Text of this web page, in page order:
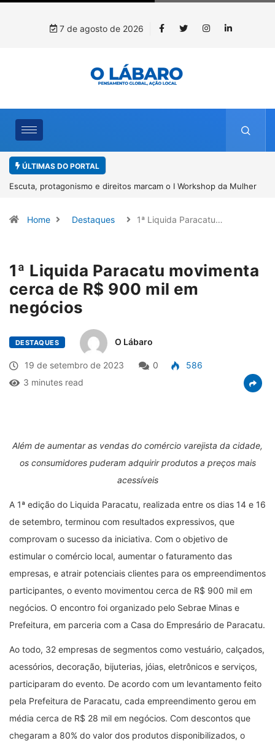
7 de agosto de 2026
ÚLTIMAS DO PORTAL
Conab inicia recebimento de documentos para solicitação do
Home Destaques 1ª Liquida Paracatu…
1ª Liquida Paracatu movimenta
cerca de R$ 900 mil em
negócios
DESTAQUES O Lábaro
19 de setembro de 2023 0
586
3 minutes read
Além de aumentar as vendas do comércio varejista da cidade,
os consumidores puderam adquirir produtos a preços mais
acessíveis
A 1ª edição do Liquida Paracatu, realizada entre os dias 14 e 16
de setembro, terminou com resultados expressivos, que
comprovam o sucesso da iniciativa. Com o objetivo de
estimular o comércio local, aumentar o faturamento das
empresas, e atrair potenciais clientes para os empreendimentos
participantes, o evento movimentou cerca de R$ 900 mil em
negócios. O encontro foi organizado pelo Sebrae Minas e
Prefeitura, em parceria com a Casa do Empresário de Paracatu.
Ao todo, 32 empresas de segmentos como vestuário, calçados,
acessórios, decoração, bijuterias, jóias, eletrônicos e serviços,
participaram do evento. De acordo com um levantamento feito
pela Prefeitura de Paracatu, cada empreendimento gerou em
média cerca de R$ 28 mil em negócios. Com descontos que
chegaram a 80% do valor dos produtos disponibilizados, o